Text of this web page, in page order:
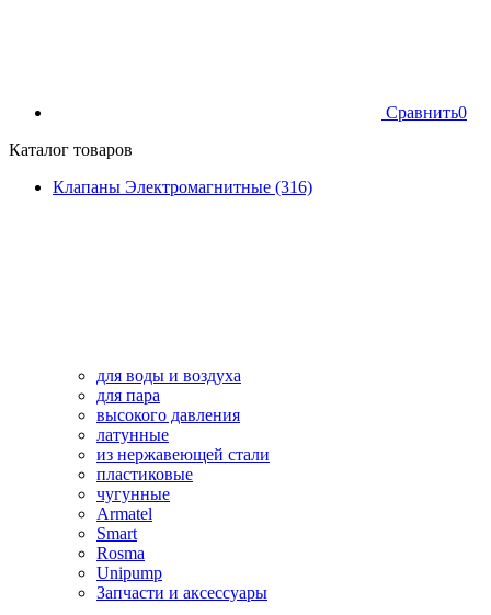
Сравнить0
Каталог товаров
Клапаны Электромагнитные (316)
для воды и воздуха
для пара
высокого давления
латунные
из нержавеющей стали
пластиковые
чугунные
Armatel
Smart
Rosma
Unipump
Запчасти и аксессуары